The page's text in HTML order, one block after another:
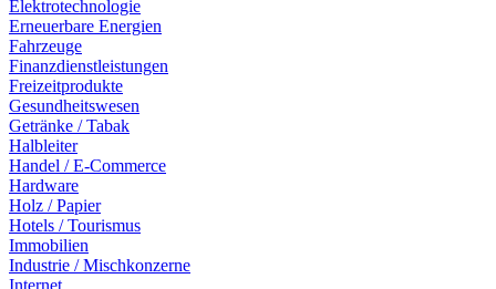
Elektrotechnologie
Erneuerbare Energien
Fahrzeuge
Finanzdienstleistungen
Freizeitprodukte
Gesundheitswesen
Getränke / Tabak
Halbleiter
Handel / E-Commerce
Hardware
Holz / Papier
Hotels / Tourismus
Immobilien
Industrie / Mischkonzerne
Internet